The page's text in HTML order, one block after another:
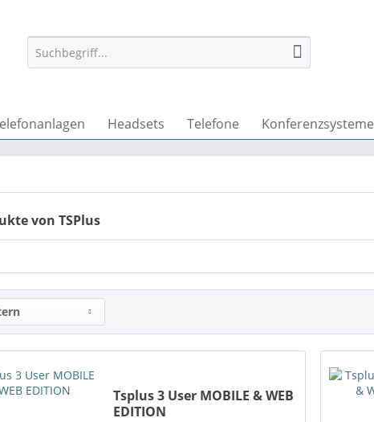
Headsets Telefone Konferenzsysteme
von TSPlus
Tsplus 3 User MOBILE & WEB
EDITION